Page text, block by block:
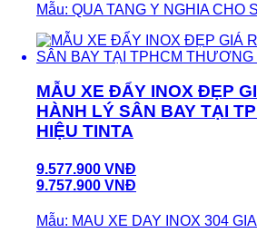
Mẫu: QUA TANG Y NGHIA CHO
MẪU XE ĐẨY INOX ĐẸP
HÀNH LÝ SÂN BAY TẠI
HIỆU TINTA
9.577.900 VNĐ
9.757.900 VNĐ
Mẫu: MAU XE DAY INOX 304